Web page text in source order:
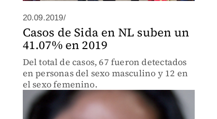
20.09.2019/
Casos de Sida en NL suben un
41.07% en 2019
Del total de casos, 67 fueron detectados
en personas del sexo masculino y 12 en
el sexo femenino.